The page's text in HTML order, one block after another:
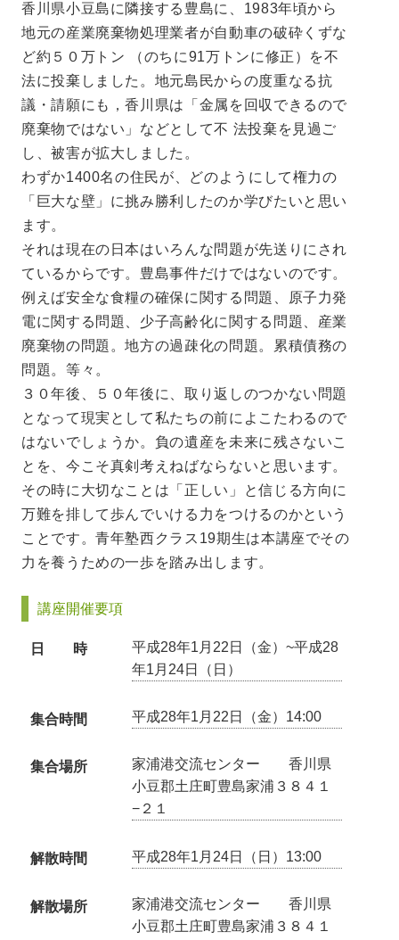
香川県小豆島に隣接する豊島に、1983年頃から
地元の産業廃棄物処理業者が自動車の破砕くずな
ど約５０万トン （のちに91万トンに修正）を不
法に投棄しました。地元島民からの度重なる抗
議・請願にも，香川県は「金属を回収できるので
廃棄物ではない」などとして不 法投棄を見過ご
し、被害が拡大しました。
わずか1400名の住民が、どのようにして権力の
「巨大な壁」に挑み勝利したのか学びたいと思い
ます。
それは現在の日本はいろんな問題が先送りにされ
ているからです。豊島事件だけではないのです。
例えば安全な食糧の確保に関する問題、原子力発
電に関する問題、少子高齢化に関する問題、産業
廃棄物の問題。地方の過疎化の問題。累積債務の
問題。等々。
３０年後、５０年後に、取り返しのつかない問題
となって現実として私たちの前によこたわるので
はないでしょうか。負の遺産を未来に残さないこ
とを、今こそ真剣考えねばならないと思います。
その時に大切なことは「正しい」と信じる方向に
万難を排して歩んでいける力をつけるのかという
ことです。青年塾西クラス19期生は本講座でその
力を養うための一歩を踏み出します。
講座開催要項
日 時
平成28年1月22日（金）~平成28
年1月24日（日）
集合時間 平成28年1月22日（金）14:00
集合場所
家浦港交流センター 香川県
小豆郡土庄町豊島家浦３８４１
−２１
解散時間 平成28年1月24日（日）13:00
解散場所
家浦港交流センター 香川県
小豆郡土庄町豊島家浦３８４１